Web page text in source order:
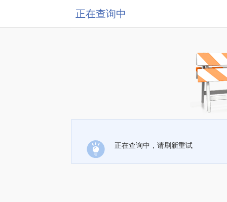
正在查询中
正在查询中，请刷新重试